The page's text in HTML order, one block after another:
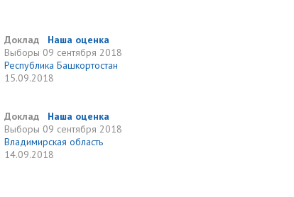
Доклад
Наша оценка
Выборы 09 сентября 2018
Республика Башкортостан
15.09.2018
Доклад
Наша оценка
Выборы 09 сентября 2018
Владимирская область
14.09.2018